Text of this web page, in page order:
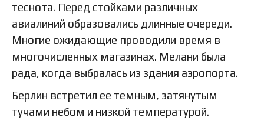
теснота. Перед стойками различных
авиалиний образовались длинные очереди.
Многие ожидающие проводили время в
многочисленных магазинах. Мелани была
рада, когда выбралась из здания аэропорта.
Берлин встретил ее темным, затянутым
тучами небом и низкой температурой.